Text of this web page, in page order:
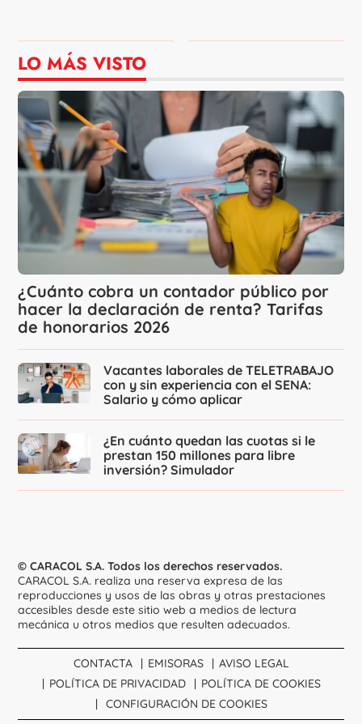
LO MÁS VISTO
¿Cuánto cobra un contador público por
hacer la declaración de renta? Tarifas
de honorarios 2026
Vacantes laborales de TELETRABAJO
con y sin experiencia con el SENA:
Salario y cómo aplicar
¿En cuánto quedan las cuotas si le
prestan 150 millones para libre
inversión? Simulador
© CARACOL S.A. Todos los derechos reservados.
CARACOL S.A. realiza una reserva expresa de las
reproducciones y usos de las obras y otras prestaciones
accesibles desde este sitio web a medios de lectura
mecánica u otros medios que resulten adecuados.
CONTACTA EMISORAS
AVISO LEGAL
POLÍTICA DE PRIVACIDAD
POLÍTICA DE COOKIES
CONFIGURACIÓN DE COOKIES